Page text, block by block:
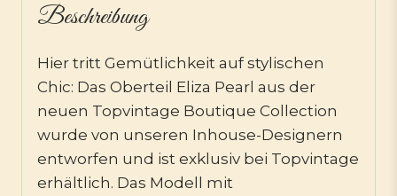
Beschreibung
Hier tritt Gemütlichkeit auf stylischen
Chic: Das Oberteil Eliza Pearl aus der
neuen Topvintage Boutique Collection
wurde von unseren Inhouse-Designern
entworfen und ist exklusiv bei Topvintage
erhältlich. Das Modell mit